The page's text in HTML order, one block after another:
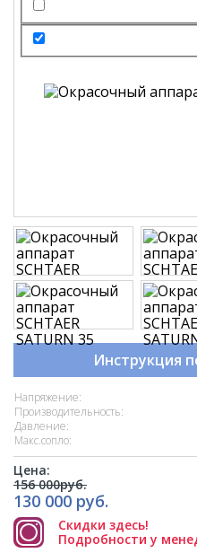
Инструкция
Напряжение:
Производительность:
Давление:
Макс.сопло:
Цена:
156 000руб.
130 000 руб.
Скидки здесь!
Подробности у